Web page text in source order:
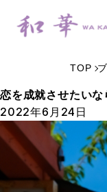
TOP
恋を成就させたいな
2022年6月24日